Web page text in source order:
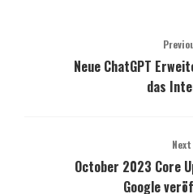
Neue ChatGPT
das
Next
October 2023 Core
Google